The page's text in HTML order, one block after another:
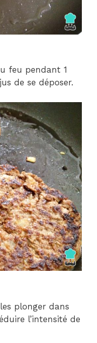
feu pendant 1
de se déposer.
plonger dans
l’intensité de